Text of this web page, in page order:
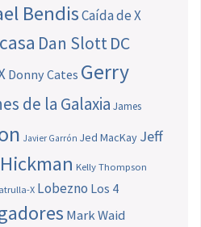
BendisCaída de X
Dan SlottDC
Donny Cates Gerry
de la Galaxia James
Javier Garrón Jed MacKay Jeff
Kelly Thompson
X Lobezno Los 4
Mark Waid